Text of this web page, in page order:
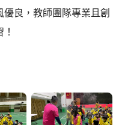
良，教師團隊專業且創